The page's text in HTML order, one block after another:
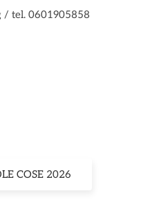
/ tel. 0601905858
COSE 2026